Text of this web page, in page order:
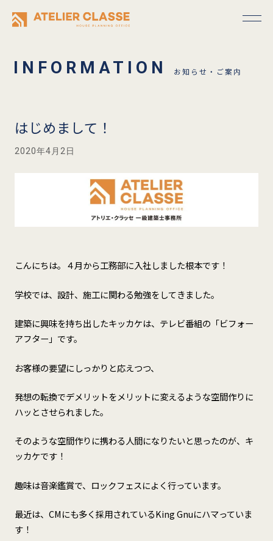
お知らせ・ご案内
はじめまして！
2020年4月2日
こんにちは。４月から工務部に入社しました根本です！
学校では、設計、施工に関わる勉強をしてきました。
建築に興味を持ち出したキッカケは、テレビ番組の「ビフォー
アフター」です。
お客様の要望にしっかりと応えつつ、
発想の転換でデメリットをメリットに変えるような空間作りに
ハッとさせられました。
そのような空間作りに携わる人間になりたいと思ったのが、キ
ッカケです！
趣味は音楽鑑賞で、ロックフェスによく行っています。
最近は、CMにも多く採用されているKing Gnuにハマっていま
す！